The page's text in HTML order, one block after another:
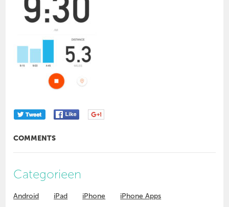
COMMENTS
Categorieen
Android iPad iPhone
iPhone Apps